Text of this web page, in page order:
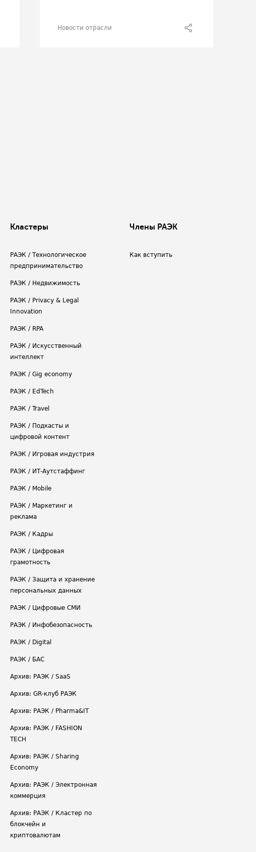
Новости отрасли
Кластеры
РАЭК / Технологическое
предпринимательство
РАЭК / Недвижимость
РАЭК / Privacy & Legal
Innovation
РАЭК / RPA
РАЭК / Искусственный
интеллект
РАЭК / Gig economy
РАЭК / EdTech
РАЭК / Travel
РАЭК / Подкасты и
цифровой контент
РАЭК / Игровая индустрия
РАЭК / ИТ-Аутстаффинг
РАЭК / Mobile
РАЭК / Маркетинг и
реклама
РАЭК / Кадры
РАЭК / Цифровая
грамотность
РАЭК / Защита и хранение
персональных данных
РАЭК / Цифровые СМИ
РАЭК / Инфобезопасность
РАЭК / Digital
РАЭК / БАС
Архив: РАЭК / SaaS
Архив: GR-клуб РАЭК
Архив: РАЭК / Pharma&IT
Архив: РАЭК / FASHION
TECH
Архив: РАЭК / Sharing
Economy
Архив: РАЭК / Электронная
коммерция
Архив: РАЭК / Кластер по
блокчейн и
криптовалютам
Члены РАЭК
Как вступить